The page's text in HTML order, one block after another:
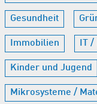
Gesundheit
Immobilien IT /
Kinder und Jugend
Mikrosysteme /